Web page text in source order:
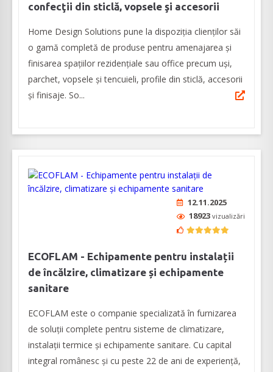
confecţii din sticlă, vopsele şi accesorii
Home Design Solutions pune la dispoziția clienților săi
o gamă completă de produse pentru amenajarea și
finisarea spațiilor rezidențiale sau office precum uşi,
parchet, vopsele şi tencuieli, profile din sticlă, accesorii
şi finisaje. So...
12.11.2025
18923 vizualizări
ECOFLAM - Echipamente pentru instalații
de încălzire, climatizare și echipamente
sanitare
ECOFLAM este o companie specializată în furnizarea
de soluții complete pentru sisteme de climatizare,
instalații termice și echipamente sanitare. Cu capital
integral românesc și cu peste 22 de ani de experiență,